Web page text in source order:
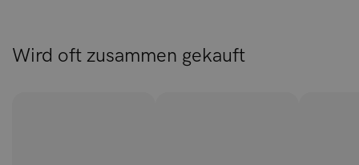
Wird oft zusammen gekauft